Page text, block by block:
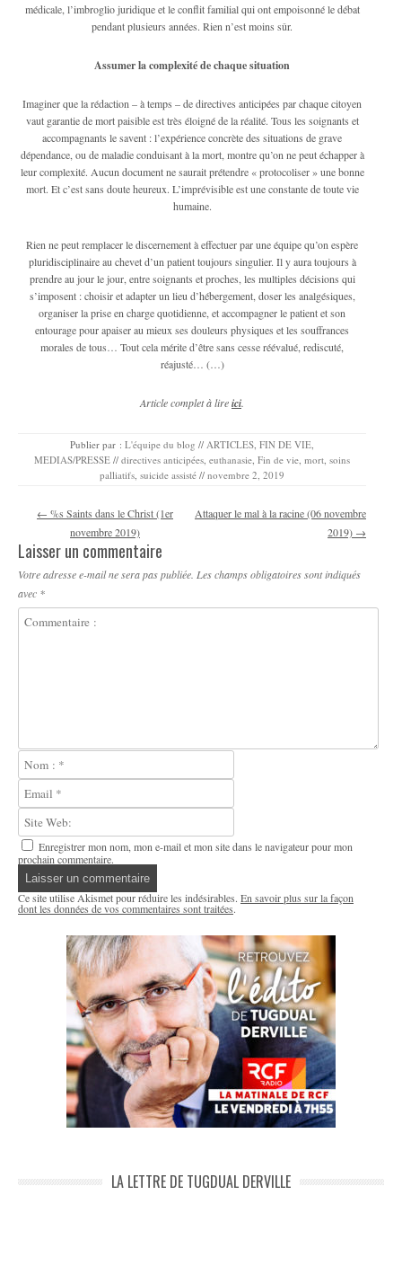
médicale, l’imbroglio juridique et le conflit familial qui ont empoisonné le débat
pendant plusieurs années. Rien n’est moins sûr.
Assumer la complexité de chaque situation
Imaginer que la rédaction – à temps – de directives anticipées par chaque citoyen
vaut garantie de mort paisible est très éloigné de la réalité. Tous les soignants et
accompagnants le savent : l’expérience concrète des situations de grave
dépendance, ou de maladie conduisant à la mort, montre qu’on ne peut échapper à
leur complexité. Aucun document ne saurait prétendre « protocoliser » une bonne
mort. Et c’est sans doute heureux. L’imprévisible est une constante de toute vie
humaine.
Rien ne peut remplacer le discernement à effectuer par une équipe qu’on espère
pluridisciplinaire au chevet d’un patient toujours singulier. Il y aura toujours à
prendre au jour le jour, entre soignants et proches, les multiples décisions qui
s’imposent : choisir et adapter un lieu d’hébergement, doser les analgésiques,
organiser la prise en charge quotidienne, et accompagner le patient et son
entourage pour apaiser au mieux ses douleurs physiques et les souffrances
morales de tous… Tout cela mérite d’être sans cesse réévalué, rediscuté,
réajusté… (…)
Article complet à lireici
Publier par : L'équipe du blog // ARTICLES FIN DE VIE
MEDIAS/PRESSE // directives anticipées euthanasie Fin de vie mort soins
palliatifs suicide assisté // novembre 2, 2019
Navigation des articles
← %s Saints dans le Christ (1er
novembre 2019)
Attaquer le mal à la racine (06 novembre
2019) →
Laisser un commentaire
Votre adresse e-mail ne sera pas publiée. Les champs obligatoires sont indiqués
avec *
Enregistrer mon nom, mon e-mail et mon site dans le navigateur pour mon
prochain commentaire.
Ce site utilise Akismet pour réduire les indésirables. En savoir plus sur la façon
dont les données de vos commentaires sont traitées.
LA LETTRE DE TUGDUAL DERVILLE